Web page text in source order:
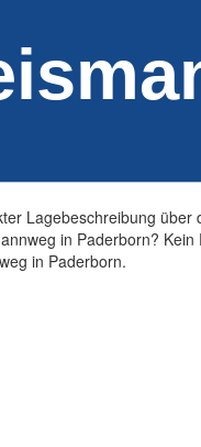
Lagebeschreibung über
in Paderborn?
in Paderborn.